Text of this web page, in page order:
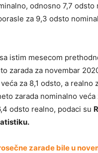
odnosno 7,7 odsto
za 9,3 odsto
istim mesecom
zarada za novembar
za 8,1 odsto, a realno
zarada nominalno veća
odsto realno, podaci su
zarade bile u